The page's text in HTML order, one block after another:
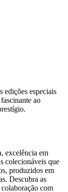
edições especiais
ao
excelência em
colecionáveis ​​que
produzidos em
Descubra as
com